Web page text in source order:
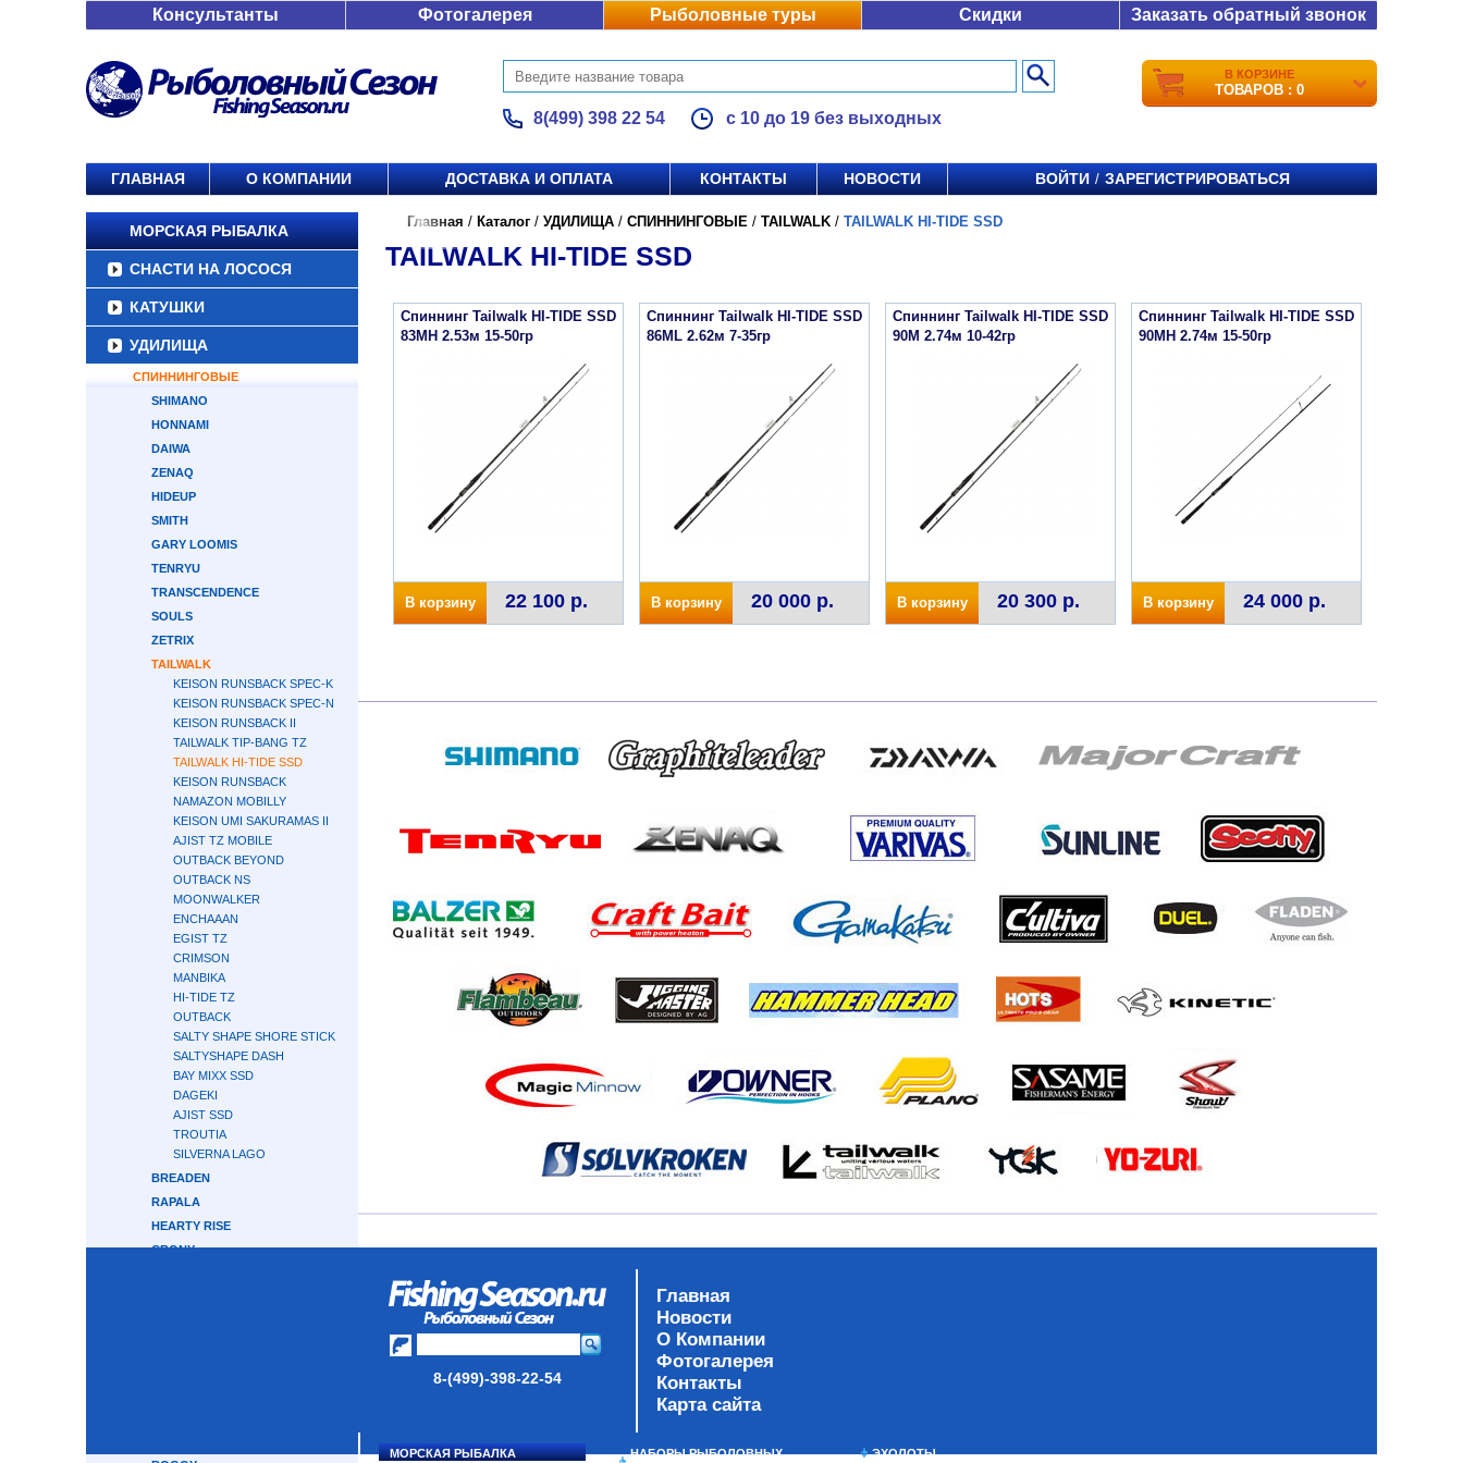
Консультанты Фотогалерея Рыболовные туры Скидки Заказать обратный звонок
8(499) 398 22 54 с 10 до 19 без выходных
В КОРЗИНЕ
ТОВАРОВ : 0
ГЛАВНАЯ О КОМПАНИИ ДОСТАВКА И ОПЛАТА КОНТАКТЫ НОВОСТИ ВОЙТИ / ЗАРЕГИСТРИРОВАТЬСЯ
МОРСКАЯ РЫБАЛКА
СНАСТИ НА ЛОСОСЯ
КАТУШКИ
УДИЛИЩА
СПИННИНГОВЫЕ
SHIMANO
HONNAMI
DAIWA
ZENAQ
HIDEUP
SMITH
GARY LOOMIS
TENRYU
TRANSCENDENCE
SOULS
ZETRIX
TAILWALK
KEISON RUNSBACK SPEC-K
KEISON RUNSBACK SPEC-N
KEISON RUNSBACK II
TAILWALK TIP-BANG TZ
TAILWALK HI-TIDE SSD
KEISON RUNSBACK
NAMAZON MOBILLY
KEISON UMI SAKURAMAS II
AJIST TZ MOBILE
OUTBACK BEYOND
OUTBACK NS
MOONWALKER
ENCHAAAN
EGIST TZ
CRIMSON
MANBIKA
HI-TIDE TZ
OUTBACK
SALTY SHAPE SHORE STICK
SALTYSHAPE DASH
BAY MIXX SSD
DAGEKI
AJIST SSD
TROUTIA
SILVERNA LAGO
BREADEN
RAPALA
HEARTY RISE
CRONY
Главная / Каталог / УДИЛИЩА / СПИННИНГОВЫЕ / TAILWALK / TAILWALK HI-TIDE SSD
TAILWALK HI-TIDE SSD
Спиннинг Tailwalk HI-TIDE SSD
83MH 2.53м 15-50гр
В корзину 22 100 р.
Спиннинг Tailwalk HI-TIDE SSD
86ML 2.62м 7-35гр
В корзину 20 000 р.
Спиннинг Tailwalk HI-TIDE SSD
90M 2.74м 10-42гр
В корзину 20 300 р.
Спиннинг Tailwalk HI-TIDE SSD
90MH 2.74м 15-50гр
В корзину 24 000 р.
8-(499)-398-22-54
Главная
Новости
О Компании
Фотогалерея
Контакты
Карта сайта
МОРСКАЯ РЫБАЛКА
НАБОРЫ РЫБОЛОВНЫХ
ЭХОЛОТЫ